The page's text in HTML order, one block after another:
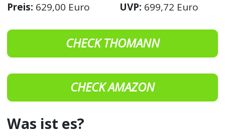
Preis: 629,00 Euro UVP: 699,72 Euro
CHECK THOMANN
CHECK AMAZON
Was ist es?